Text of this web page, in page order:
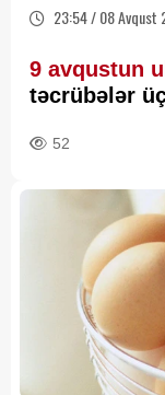
23:54 / 08 Avqust
9 avqustun
təcrübələr
52